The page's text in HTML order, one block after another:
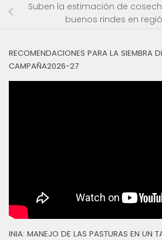
Suben la estimación de
buenos rindes en
RECOMENDACIONES PARA LA SIEMBRA
CAMPAÑA2026-27
INIA: MANEJO DE LAS PASTURAS EN UN